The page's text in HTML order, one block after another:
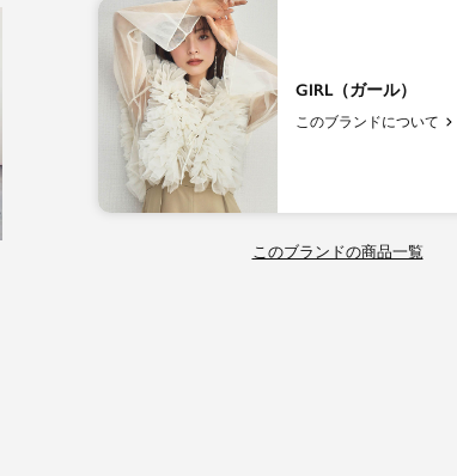
GIRL（ガール）
このブランドについて
このブランドの商品一覧